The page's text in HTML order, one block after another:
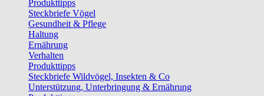
Produkttipps
Steckbriefe Vögel
Gesundheit & Pflege
Haltung
Ernährung
Verhalten
Produkttipps
Steckbriefe Wildvögel, Insekten & Co
Unterstützung, Unterbringung & Ernährung